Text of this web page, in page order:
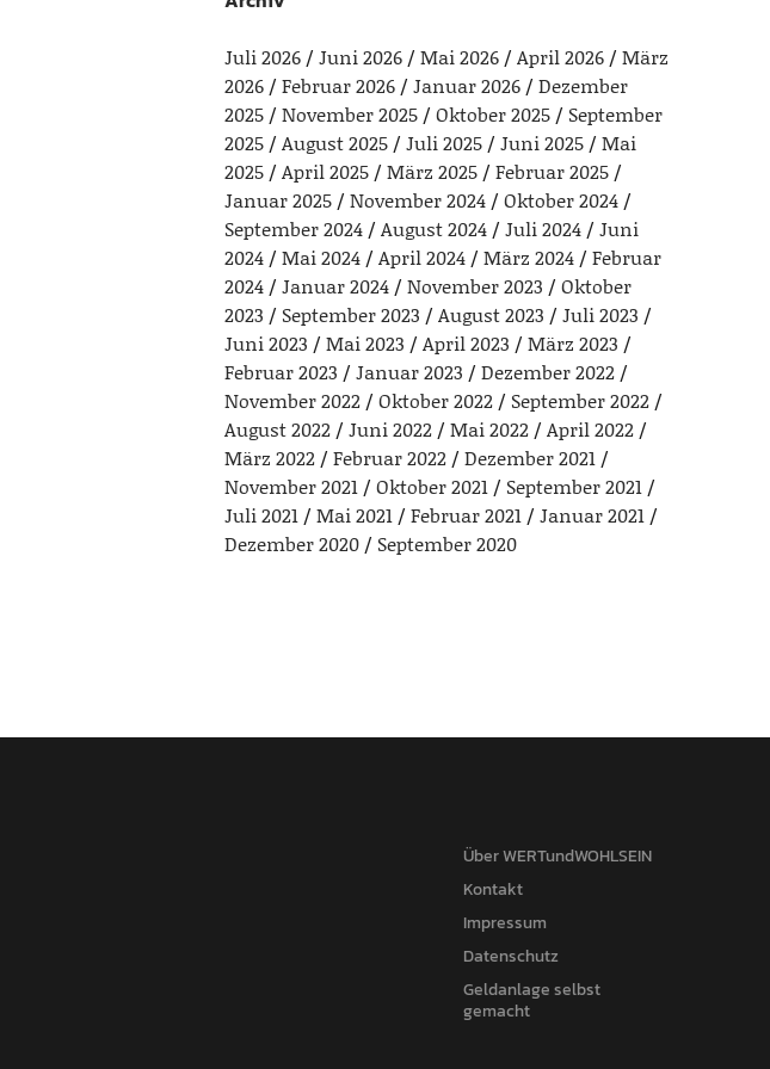
Juli 2026 Juni 2026 Mai 2026 April 2026
März
2026
Februar 2026 Januar 2026
Dezember
2025
November 2025 Oktober 2025
September
2025
August 2025 Juli 2025 Juni 2025
Mai
2025
April 2025 März 2025
Februar 2025
Januar 2025
November 2024
Oktober 2024
September 2024
August 2024 Juli 2024
Juni
2024
Mai 2024 April 2024 März 2024
Februar
2024
Januar 2024 November 2023
Oktober
2023
September 2023 August 2023
Juli 2023
Juni 2023
Mai 2023 April 2023
März 2023
Februar 2023
Januar 2023
Dezember 2022
November 2022
Oktober 2022
September 2022
August 2022
Juni 2022 Mai 2022
April 2022
März 2022
Februar 2022
Dezember 2021
November 2021
Oktober 2021
September 2021
Juli 2021
Mai 2021 Februar 2021
Januar 2021
Dezember 2020
September 2020
Über WERTundWOHLSEIN
Kontakt
Impressum
Datenschutz
Geldanlage selbst
gemacht